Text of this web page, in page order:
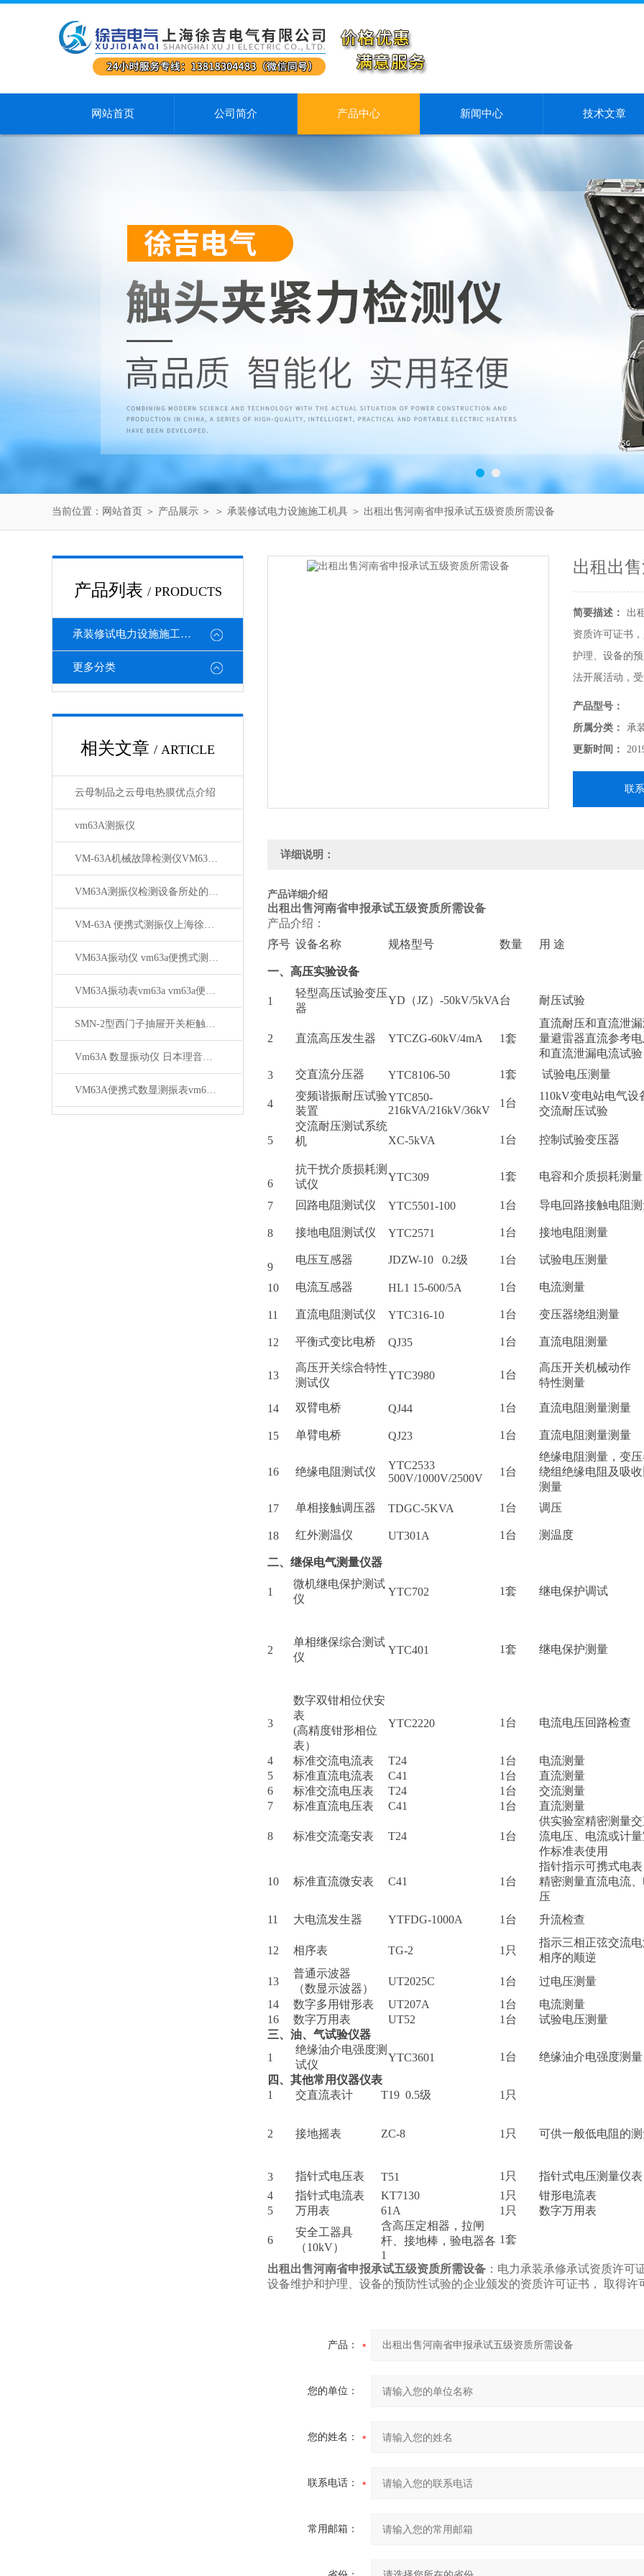
网站首页 公司简介 产品中心 新闻中心 技术文章
当前位置： 网站首页 ＞ 产品展示 ＞ ＞ 承装修试电力设施施工机具 ＞ 出租出售河南省申报承试五级资质所需设备
产品列表 / PRODUCTS
承装修试电力设施施工机具
更多分类
相关文章 / ARTICLE
云母制品之云母电热膜优点介绍
vm63A测振仪
VM-63A机械故障检测仪VM63A VM63A型号
VM63A测振仪检测设备所处的状态
VM-63A 便携式测振仪上海徐吉长期销量优先
VM63A振动仪 vm63a便携式测振仪供应商
VM63A振动表vm63a vm63a便携式测振仪生产厂家
SMN-2型西门子抽屉开关柜触点压力检测仪技术参数
Vm63A 数显振动仪 日本理音测振仪*
VM63A便携式数显测振表vm63a上海徐吉电气
出租出
简要描述：
出
资质许可证书
护理、设备的
法开展活动，
产品型号：
所属分类：
承
更新时间：
联
详细说明：
产品详细介绍
出租出售河南省申报承试五级资质所需设备
产品介绍：
序号 设备名称 规格型号 数量 用 途
一、高压实验设备
1
轻型高压试验变压
器
YD（JZ）-50kV/5kVA台 耐压试验
2 直流高压发生器 YTCZG-60kV/4mA 1套
直流耐压和直流泄
量避雷器直流参考
和直流泄漏电流试验
3
交直流分压器 YTC8106-50 1套 试验电压测量
4
变频谐振耐压试验
装置
YTC850-
216kVA/216kV/36kV
1台
110kV变电站电气设
交流耐压试验
5
交流耐压测试系统
机
XC-5kVA 1台 控制试验变压器
6
抗干扰介质损耗测
试仪
YTC309 1套 电容和介质损耗测量
7 回路电阻测试仪 YTC5501-100 1台 导电回路接触电阻
8 接地电阻测试仪 YTC2571 1台 接地电阻测量
9
电压互感器 JDZW-10 0.2级 1台 试验电压测量
10 电流互感器 HL1 15-600/5A 1台 电流测量
11 直流电阻测试仪 YTC316-10 1台 变压器绕组测量
12 平衡式变比电桥 QJ35 1台 直流电阻测量
13
高压开关综合特性
测试仪
YTC3980 1台
高压开关机械动作
特性测量
14 双臂电桥 QJ44 1台 直流电阻测量测量
15 单臂电桥 QJ23 1台 直流电阻测量测量
16 绝缘电阻测试仪
YTC2533
500V/1000V/2500V
1台
绝缘电阻测量，变
绕组绝缘电阻及吸
测量
17
单相接触调压器 TDGC-5KVA 1台 调压
18 红外测温仪 UT301A 1台 测温度
二、继保电气测量仪器
1
微机继电保护测试
仪
YTC702 1套 继电保护调试
2
单相继保综合测试
仪
YTC401 1套 继电保护测量
3
数字双钳相位伏安
表
(高精度钳形相位
表）
YTC2220 1台 电流电压回路检查
4 标准交流电流表 T24 1台
电流测量
5
标准直流电流表 C41 1台
直流测量
6
标准交流电压表 T24 1台
交流测量
7
标准直流电压表 C41 1台 直流测量
8 标准交流毫安表 T24 1台
供实验室精密测量
流电压、电流或计
作标准表使用
10 标准直流微安表 C41 1台
指针指示可携式电
精密测量直流电流
压
11
大电流发生器 YTFDG-1000A 1台 升流检查
12 相序表 TG-2 1只
指示三相正弦交流
相序的顺逆
13
普通示波器
（数显示波器）
UT2025C 1台
过电压测量
14
数字多用钳形表 UT207A 1台
电流测量
16
数字万用表 UT52 1台
试验电压测量
三、油、气试验仪器
1
绝缘油介电强度测
试仪
YTC3601 1台
绝缘油介电强度测量
四、其他常用仪器仪表
1
交直流表计 T19 0.5级 1只
2 接地摇表 ZC-8 1只 可供一般低电阻的
3 指针式电压表 T51 1只
指针式电压测量仪表
4
指针式电流表 KT7130 1只
钳形电流表
5
万用表 61A 1只 数字万用表
6
安全工器具
（10kV）
含高压定相器，拉闸
杆、接地棒，验电器各
1
1套
出租出售河南省申报承试五级资质所需设备 ：电力承装承修承试资质许
设备维护和护理、设备的预防性试验的企业颁发的资质许可证书， 取得
产品：
您的单位：
您的姓名：
联系电话：
常用邮箱：